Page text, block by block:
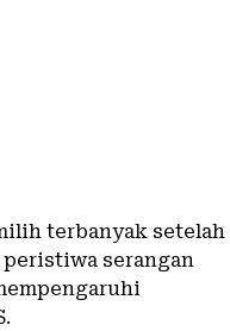
terbanyak setelah
peristiwa serangan